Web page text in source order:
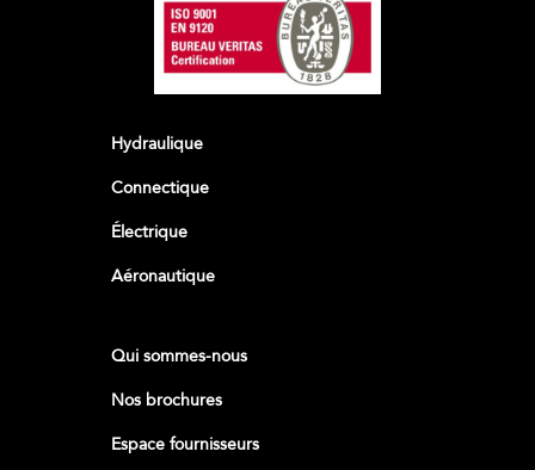
Hydraulique
Connectique
Électrique
Aéronautique
Qui sommes-nous
Nos brochures
Espace fournisseurs